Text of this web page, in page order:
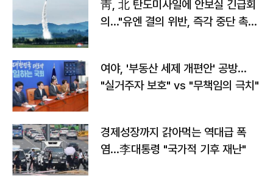
靑, 北 탄도미사일에 안보실 긴급회
의…"유엔 결의 위반, 즉각 중단 촉
여야, '부동산 세제 개편안' 공방…
"실거주자 보호" vs "무책임의 극치"
경제성장까지 갉아먹는 역대급 폭
염…李대통령 "국가적 기후 재난"